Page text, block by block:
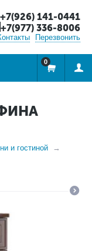
+7(926) 141-0441
+7(977) 336-8006
Перезвонить
0
и гостиной